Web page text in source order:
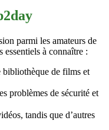
parmi les amateurs de
à connaître :
bibliothèque de films et
problèmes de sécurité et
tandis que d’autres